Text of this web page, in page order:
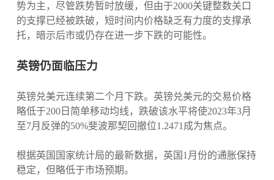
势为主，尽管跌势暂时放缓，但由于2000关键整数关口
的支撑已经被跌破，短时间内价格缺乏有力度的支撑承
托，暗示后市或仍存在进一步下跌的可能性。
英镑仍面临压力
英镑兑美元连续第二个月下跌。英镑兑美元的交易价格
略低于200日简单移动均线，跌破该水平将使2023年3月
至7月反弹的50%斐波那契回撤位1.2471成为焦点。
根据英国国家统计局的最新数据，英国1月份的通胀保持
稳定，但略低于市场预期。